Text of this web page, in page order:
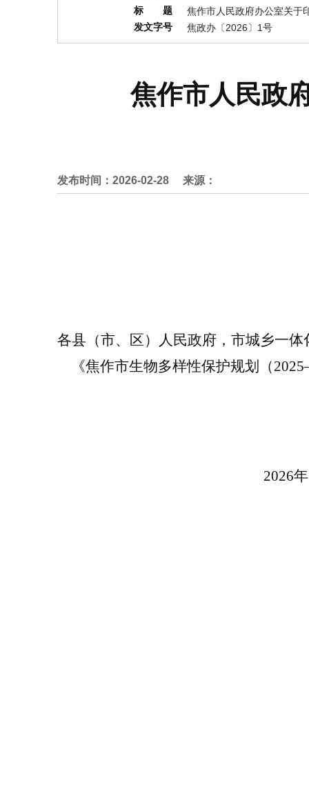
标 题
焦作市人民政府办公室关于
发文字号 焦政办〔2026〕1号
焦作市人民政
发布时间：2026-02-28 来源：
各县（市、区）人民政府，市城乡一
《焦作市生物多样性保护规划（2025
2026年